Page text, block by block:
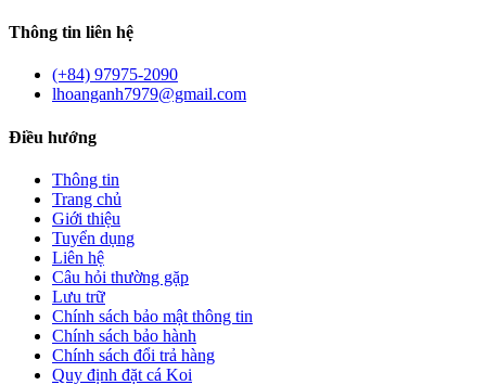
Thông tin liên hệ
(+84) 97975-2090
lhoanganh7979@gmail.com
Điều hướng
Thông tin
Trang chủ
Giới thiệu
Tuyển dụng
Liên hệ
Câu hỏi thường gặp
Lưu trữ
Chính sách bảo mật thông tin
Chính sách bảo hành
Chính sách đổi trả hàng
Quy định đặt cá Koi